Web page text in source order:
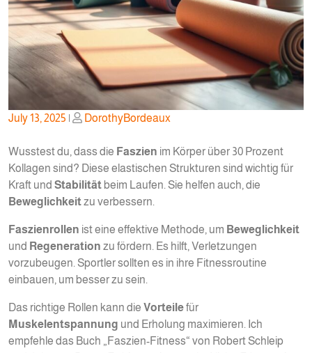
Posted
July 13, 2025 | Posted
DorothyBordeaux
Wusstest du, dass die Faszien im Körper über 30 Prozent
Kollagen sind? Diese elastischen Strukturen sind wichtig für
Kraft und Stabilität beim Laufen. Sie helfen auch, die
Beweglichkeitzu verbessern.
Faszienrollen ist eine effektive Methode, um Beweglichkeit
und Regeneration zu fördern. Es hilft, Verletzungen
vorzubeugen. Sportler sollten es in ihre Fitnessroutine
einbauen, um besser zu sein.
Das richtige Rollen kann die Vorteilefür
Muskelentspannung und Erholung maximieren. Ich
empfehle das Buch „Faszien-Fitness“ von Robert Schleip